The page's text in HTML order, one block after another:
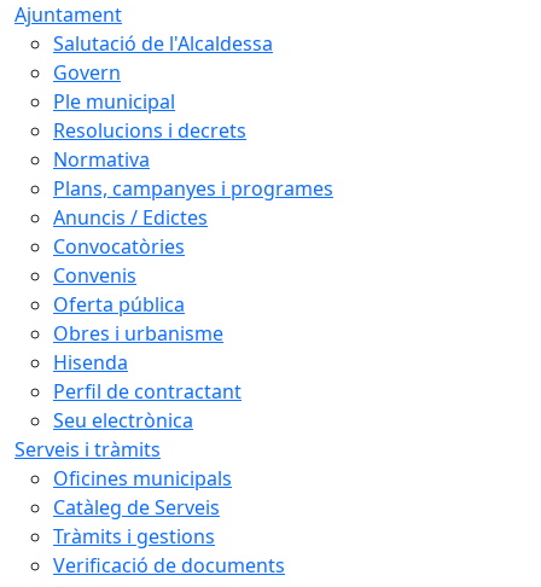
Ajuntament
Salutació de l'Alcaldessa
Govern
Ple municipal
Resolucions i decrets
Normativa
Plans, campanyes i programes
Anuncis / Edictes
Convocatòries
Convenis
Oferta pública
Obres i urbanisme
Hisenda
Perfil de contractant
Seu electrònica
Serveis i tràmits
Oficines municipals
Catàleg de Serveis
Tràmits i gestions
Verificació de documents